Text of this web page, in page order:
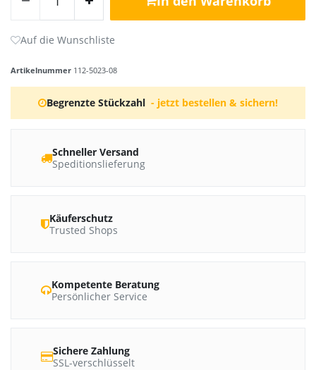
Artikelnummer 112-5023-08
Begrenzte Stückzahl - jetzt bestellen & sichern!
Schneller Versand
Speditionslieferung
Käuferschutz
Trusted Shops
Kompetente Beratung
Persönlicher Service
Sichere Zahlung
SSL-verschlüsselt